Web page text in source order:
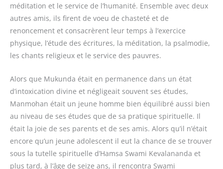
méditation et le service de l’humanité. Ensemble avec deux
autres amis, ils firent de voeu de chasteté et de
renoncement et consacrèrent leur temps à l’exercice
physique, l’étude des écritures, la méditation, la psalmodie,
les chants religieux et le service des pauvres.
Alors que Mukunda était en permanence dans un état
d’intoxication divine et négligeait souvent ses études,
Manmohan était un jeune homme bien équilibré aussi bien
au niveau de ses études que de sa pratique spirituelle. Il
était la joie de ses parents et de ses amis. Alors qu’il n’était
encore qu’un jeune adolescent il eut la chance de se trouver
sous la tutelle spirituelle d’Hamsa Swami Kevalananda et
plus tard, à l’âge de seize ans, il rencontra Swami